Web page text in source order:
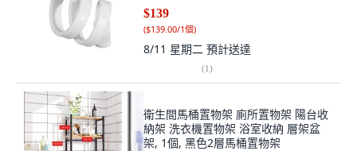
$139
($139.00/1個)
8/11 星期二 預計送達
(1)
衛生間馬桶置物架 廁所置物架 陽台收
納架 洗衣機置物架 浴室收納 層架盆
架, 1個, 黑色2層馬桶置物架